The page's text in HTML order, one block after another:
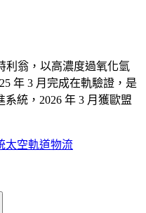
利翁，以高濃度過氧化氫
年 3 月完成在軌驗證，是
統，2026 年 3 月獲歐盟
太空軌道物流